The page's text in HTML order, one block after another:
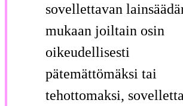
sovellettavan
mukaan joiltain osin
oikeudellisesti
pätemättömäksi tai
tehottomaksi,